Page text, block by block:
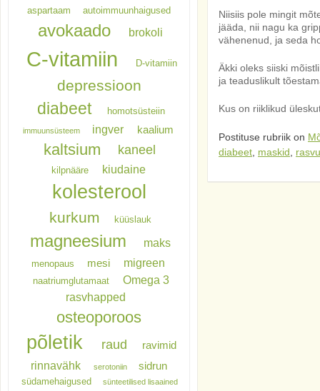
Niisiis pole mingit
jääda, nii nagu ka
vähenenud, ja seda
Äkki oleks siiski
ja teaduslikult
Kus on riiklikud
Postituse rubriik on
diabeet, maskid,
aspartaam autoimmuunhaigused
avokaado brokoli
C-vitamiin D-vitamiin
depressioon
diabeet homotsüsteiin
immuunsüsteem ingver kaalium
kaltsium kaneel
kilpnääre kiudaine
kolesterool
kurkum küüslauk
magneesium maks
menopaus mesi migreen
naatriumglutamaat
Omega 3
rasvhapped
osteoporoos
põletik raud ravimid
rinnavähk serotoniin sidrun
südamehaigused sünteetilised lisaained